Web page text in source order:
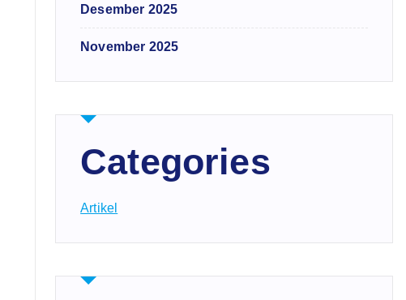
Desember 2025
November 2025
Categories
Artikel